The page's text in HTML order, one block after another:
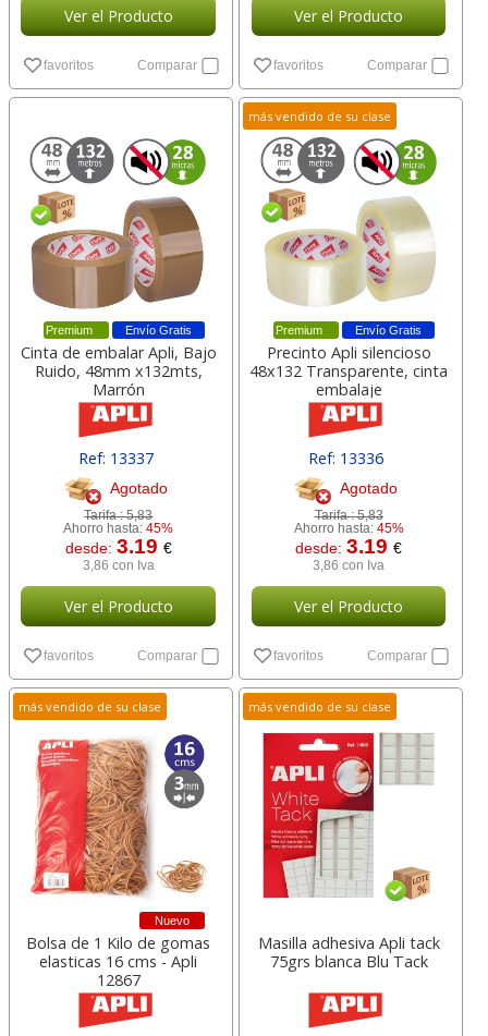
Ver el Producto
favoritos Comparar
Ver el Producto
favoritos Comparar
Envío Gratis
Premium
Cinta de embalar Apli, Bajo
Ruido, 48mm x132mts,
Marrón
Ref: 13337
Agotado
Tarifa :5,83
Ahorro hasta:45%
desde: 3.19 €
3,86 con Iva
Ver el Producto
favoritos Comparar
más vendido de su clase
Envío Gratis
Premium
Precinto Apli silencioso
48x132 Transparente, cinta
embalaje
Ref: 13336
Agotado
Tarifa :5,83
Ahorro hasta: 45%
desde:3.19€
3,86 con Iva
Ver el Producto
favoritos Comparar
más vendido de su clase
Nuevo
Bolsa de 1 Kilo de gomas
elasticas 16 cms - Apli
12867
más vendido de su clase
Masilla adhesiva Apli tack
75grs blanca Blu Tack